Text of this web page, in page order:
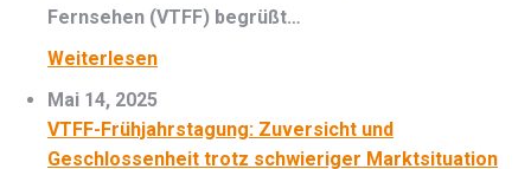
Fernsehen (VTFF) begrüßt…
Weiterlesen
Mai 14, 2025
VTFF-Frühjahrstagung: Zuversicht und
Geschlossenheit trotz schwieriger Marktsituation